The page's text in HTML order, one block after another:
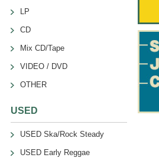
LP
CD
Mix CD/Tape
VIDEO / DVD
OTHER
USED
USED Ska/Rock Steady
USED Early Reggae